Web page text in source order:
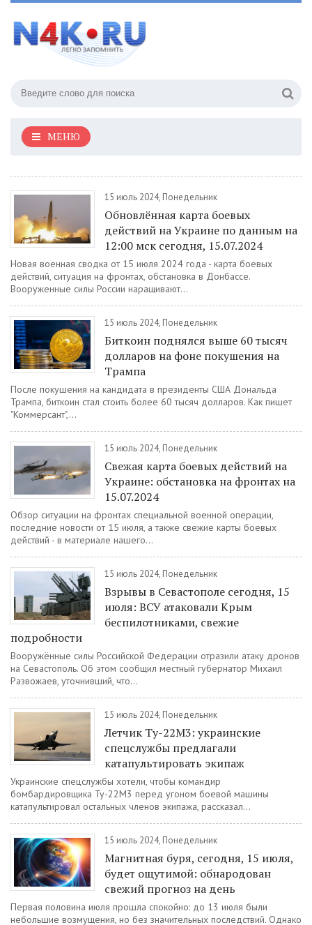
МЕНЮ
15 июль 2024, Понедельник
Обновлённая карта боевых
действий на Украине по данным на
12:00 мск сегодня, 15.07.2024
Новая военная сводка от 15 июля 2024 года - карта боевых
действий, ситуация на фронтах, обстановка в Донбассе.
Вооруженные силы России наращивают...
15 июль 2024, Понедельник
Биткоин поднялся выше 60 тысяч
долларов на фоне покушения на
Трампа
После покушения на кандидата в президенты США Дональда
Трампа, биткоин стал стоить более 60 тысяч долларов. Как пишет
"Коммерсант",...
15 июль 2024, Понедельник
Свежая карта боевых действий на
Украине: обстановка на фронтах на
15.07.2024
Обзор ситуации на фронтах специальной военной операции,
последние новости от 15 июля, а также свежие карты боевых
действий - в материале нашего...
15 июль 2024, Понедельник
Взрывы в Севастополе сегодня, 15
июля: ВСУ атаковали Крым
беспилотниками, свежие
подробности
Вооружённые силы Российской Федерации отразили атаку дронов
на Севастополь. Об этом сообщил местный губернатор Михаил
Развожаев, уточнивший, что...
15 июль 2024, Понедельник
Летчик Ту-22М3: украинские
спецслужбы предлагали
катапультировать экипаж
Украинские спецслужбы хотели, чтобы командир
бомбардировщика Ту-22М3 перед угоном боевой машины
катапультировал остальных членов экипажа, рассказал...
15 июль 2024, Понедельник
Магнитная буря, сегодня, 15 июля,
будет ощутимой: обнародован
свежий прогноз на день
Первая половина июля прошла спокойно: до 13 июля были
небольшие возмущения, но без значительных последствий. Однако